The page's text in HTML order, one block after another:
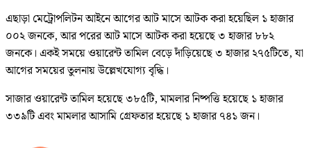
এছাড়া মেট্রোপলিটন আইনে আগের আট মাসে আটক করা হয়েছিল ১ হাজার
০০২ জনকে, আর পরের আট মাসে আটক করা হয়েছে ৩ হাজার ৮৮২
জনকে। একই সময়ে ওয়ারেন্ট তামিল বেড়ে দাঁড়িয়েছে ৩ হাজার ২৭৫টিতে, যা
আগের সময়ের তুলনায় উল্লেখযোগ্য বৃদ্ধি।
সাজার ওয়ারেন্ট তামিল হয়েছে ৩৮৫টি, মামলার নিষ্পত্তি হয়েছে ১ হাজার
৩৩৯টি এবং মামলার আসামি গ্রেফতার হয়েছে ১ হাজার ৭৪১ জন।